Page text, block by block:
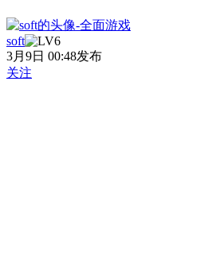
soft
3月9日 00:48发布
关注